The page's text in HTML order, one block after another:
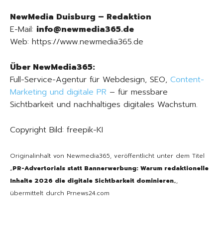
NewMedia Duisburg – Redaktion
E-Mail: info@newmedia365.de
Web: https://www.newmedia365.de
Über NewMedia365:
Full-Service-Agentur für Webdesign, SEO, Content-
Marketing und digitale PR – für messbare
Sichtbarkeit und nachhaltiges digitales Wachstum.
Copyright Bild: freepik-KI
Originalinhalt von Newmedia365, veröffentlicht unter dem Titel
„PR-Advertorials statt Bannerwerbung: Warum redaktionelle
Inhalte 2026 die digitale Sichtbarkeit dominieren„,
übermittelt durch Prnews24.com